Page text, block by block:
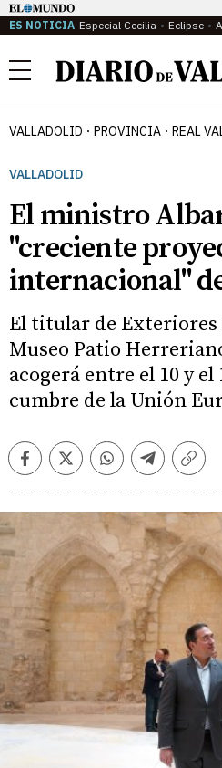
ES NOTICIA Especial Cecilia Eclipse
Menú
VALLADOLID PROVINCIA REAL
VALLADOLID
El ministro
"creciente
internacional"
El titular de
Museo Patio
acogerá entre el 10 y el
cumbre de la Unión
FacebookTwitterWhatsappTelegramCopiar